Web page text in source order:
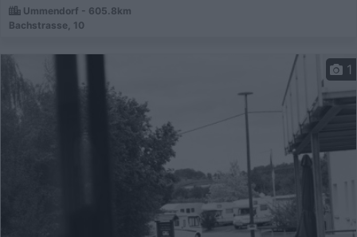
Ummendorf - 605.8km
Bachstrasse, 10
1